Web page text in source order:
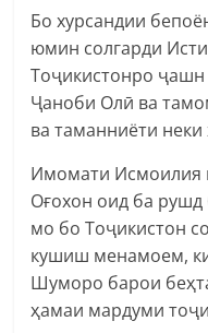
Бо хурсандии
юмин солгарди
Тоҷикистонро
Ҷаноби Олӣ ва
ва таманниёти
Имомати Исмоилия
Оғохон оид ба
мо бо Тоҷикистон
кушиш менамоем,
Шуморо барои
ҳамаи мардуми